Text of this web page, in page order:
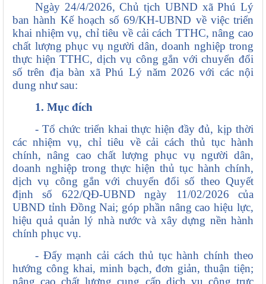
Ngày 24/4/2026, Chủ tịch UBND xã Phú Lý
ban hành Kế hoạch số 69/KH-UBND về việc triển
khai nhiệm vụ, chỉ tiêu về cải cách TTHC, nâng cao
chất lượng phục vụ người dân, doanh nghiệp trong
thực hiện TTHC, dịch vụ công gắn với chuyển đổi
số trên địa bàn xã Phú Lý năm 2026 với các nội
dung như sau:
1. Mục đích
- Tổ chức triển khai thực hiện đầy đủ, kịp thời
các nhiệm vụ, chỉ tiêu về cải cách thủ tục hành
chính, nâng cao chất lượng phục vụ người dân,
doanh nghiệp trong thực hiện thủ tục hành chính,
dịch vụ công gắn với chuyển đổi số theo Quyết
định số 622/QĐ-UBND ngày 11/02/2026 của
UBND tỉnh Đồng Nai; góp phần nâng cao hiệu lực,
hiệu quả quản lý nhà nước và xây dựng nền hành
chính phục vụ.
- Đẩy mạnh cải cách thủ tục hành chính theo
hướng công khai, minh bạch, đơn giản, thuận tiện;